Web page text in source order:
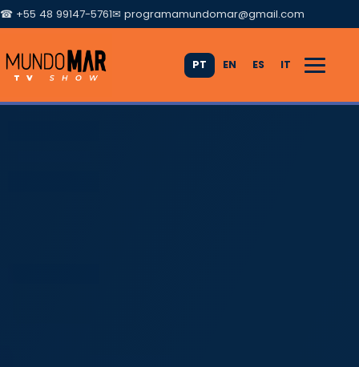
☎ +55 48 99147-5761✉ programamundomar@gmail.com
PT EN ES IT